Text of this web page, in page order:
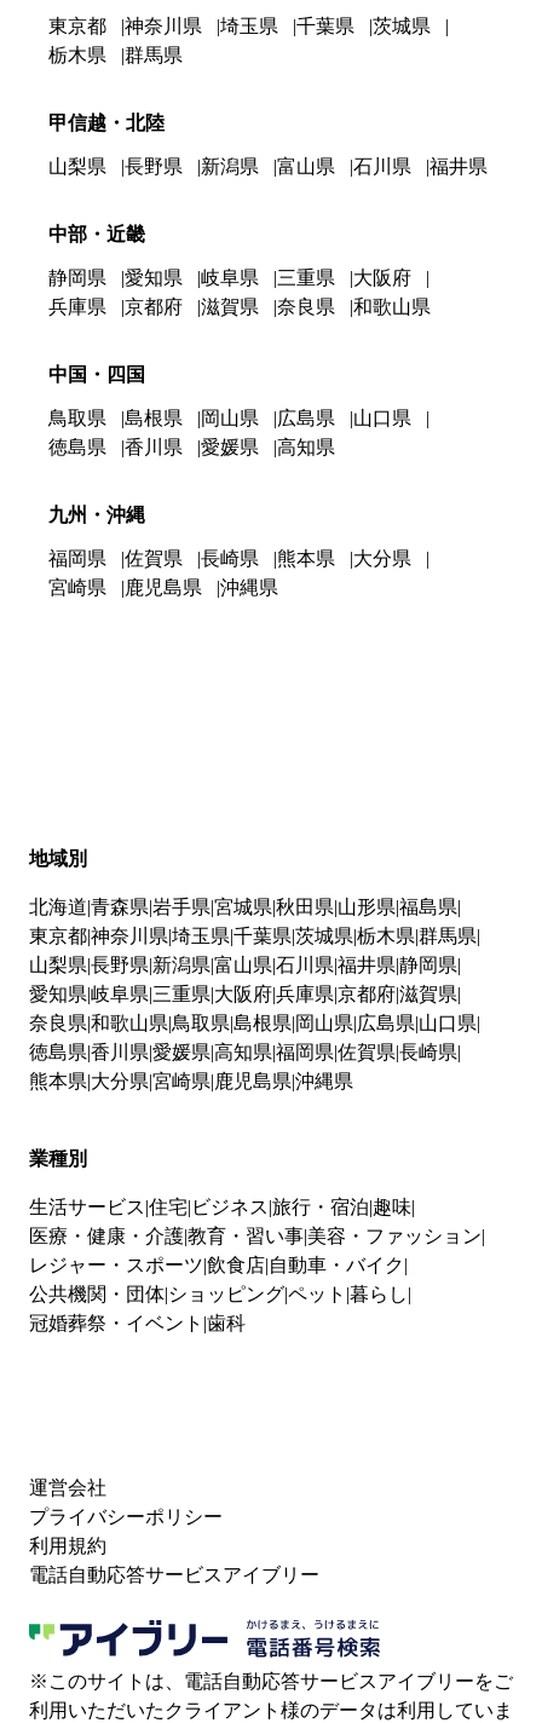
東京都 神奈川県 埼玉県 千葉県
茨城県
栃木県
群馬県
甲信越・北陸
山梨県 長野県 新潟県 富山県 石川県 福井県
中部・近畿
静岡県 愛知県 岐阜県 三重県
大阪府
兵庫県
京都府 滋賀県 奈良県 和歌山県
中国・四国
鳥取県 島根県 岡山県 広島県
山口県
徳島県
香川県 愛媛県 高知県
九州・沖縄
福岡県 佐賀県 長崎県 熊本県
大分県
宮崎県
鹿児島県 沖縄県
地域別
北海道 青森県 岩手県 宮城県 秋田県 山形県 福島県
東京都神奈川県 埼玉県 千葉県 茨城県 栃木県 群馬県
山梨県 長野県 新潟県 富山県 石川県 福井県 静岡県
愛知県 岐阜県 三重県 大阪府兵庫県 京都府滋賀県
奈良県 和歌山県 鳥取県 島根県 岡山県 広島県 山口県
徳島県 香川県 愛媛県 高知県 福岡県 佐賀県 長崎県
熊本県 大分県 宮崎県 鹿児島県 沖縄県
業種別
生活サービス 住宅 ビジネス 旅行・宿泊 趣味
医療・健康・介護教育・習い事 美容・ファッション
レジャー・スポーツ 飲食店 自動車・バイク
公共機関・団体 ショッピングペット 暮らし
冠婚葬祭・イベント 歯科
運営会社
プライバシーポリシー
利用規約
電話自動応答サービスアイブリー
※このサイトは、電話自動応答サービスアイブリーをご
利用いただいたクライアント様のデータは利用していま